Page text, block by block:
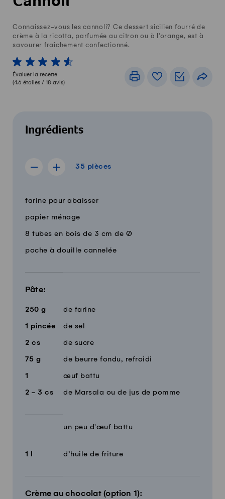
Connaissez-vous les cannoli? Ce dessert sicilien fourré de
crème à la ricotta, parfumée au citron ou à l'orange, est à
savourer fraîchement confectionné.
1 von 5 étoiles
2 von 5 étoiles
3 von 5 étoiles
4 von 5 étoiles
5 von 5 étoiles
Évaluer la recette
(4.6 étoiles / 18 avis)
ImprimerLivre de recettes
Listes de
Ingrédients
35 pièces
Afficher la recette de 34 pièces
Afficher la recette de 36 pièces
35 pièces
QuantitéIngrédients
farine pour abaisser
papier ménage
8 tubes en bois de 3 cm de Ø
poche à douille cannelée
Pâte:
250 g de farine
1 pincée de sel
2 cs de sucre
75 g de beurre fondu, refroidi
1 œuf battu
2 - 3 cs de Marsala ou de jus de pomme
un peu d'œuf battu
1 l d’huile de friture
Crème au chocolat (option 1):